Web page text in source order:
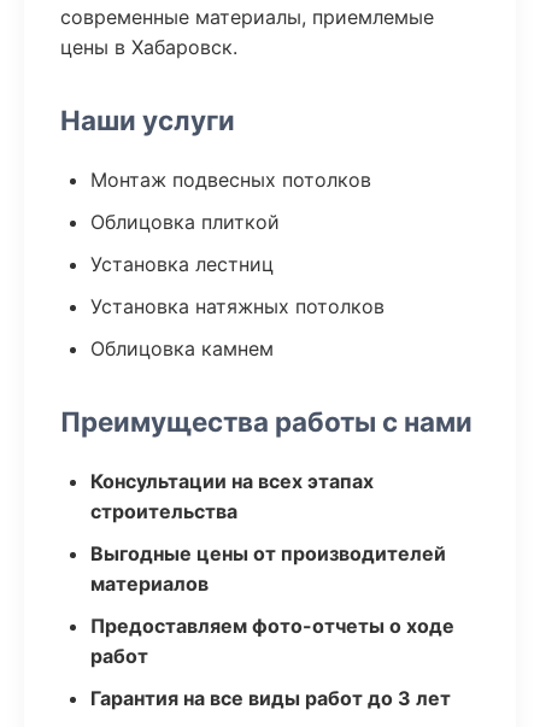
современные материалы, приемлемые
цены в Хабаровск.
Наши услуги
Монтаж подвесных потолков
Облицовка плиткой
Установка лестниц
Установка натяжных потолков
Облицовка камнем
Преимущества работы с нами
Консультации на всех этапах
строительства
Выгодные цены от производителей
материалов
Предоставляем фото-отчеты о ходе
работ
Гарантия на все виды работ до 3 лет